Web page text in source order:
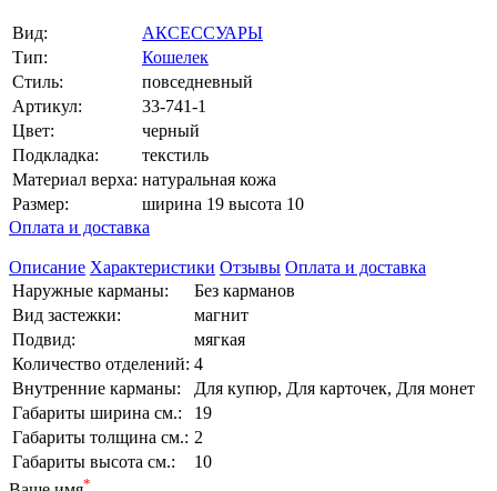
Вид:
АКСЕССУАРЫ
Тип:
Кошелек
Стиль:
повседневный
Артикул:
33-741-1
Цвет:
черный
Подкладка:
текстиль
Материал верха: натуральная кожа
Размер:
ширина 19 высота 10
Оплата и доставка
Описание Характеристики Отзывы Оплата и доставка
Наружные карманы:
Без карманов
Вид застежки:
магнит
Подвид:
мягкая
Количество отделений: 4
Внутренние карманы:
Для купюр, Для карточек, Для монет
Габариты ширина см.:
19
Габариты толщина см.: 2
Габариты высота см.:
10
*